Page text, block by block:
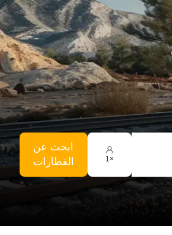
×
1
ابحث عن
القطارات